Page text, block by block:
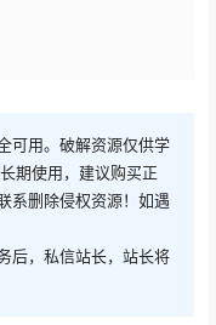
可用。破解资源仅供学
期使用，建议购买正
系删除侵权资源！如遇
后，私信站长，站长将